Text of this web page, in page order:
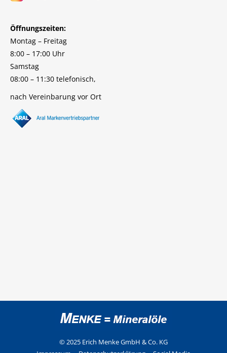
Öffnungszeiten:
Montag – Freitag
8:00 – 17:00 Uhr
Samstag
08:00 – 11:30 telefonisch,
nach Vereinbarung vor Ort
© 2025 Erich Menke GmbH & Co. KG